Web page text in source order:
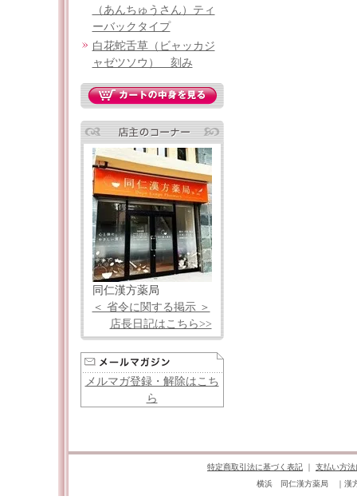
（あんちゅうさん）ティ
ーバックタイプ
白花蛇舌草（ビャッカジ
ャゼツソウ） 刻み
同仁漢方薬局
＜ 省令に関する掲示 ＞
店長日記はこちら>>
メルマガ登録・解除はこち
ら
特定商取引法に基づく表記 ｜ 支払い方
横浜 同仁漢方薬局 ｜漢